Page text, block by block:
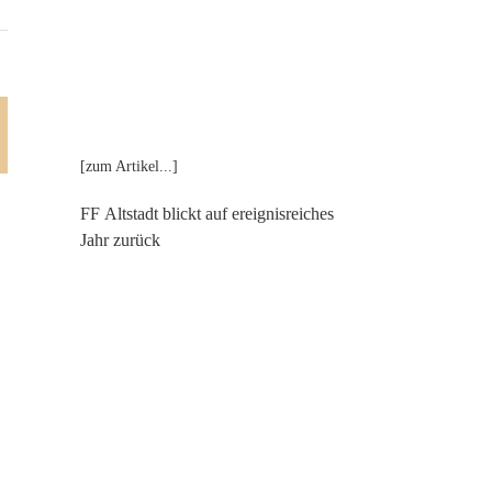
[zum Artikel...]
FF Altstadt blickt auf ereignisreiches
Jahr zurück